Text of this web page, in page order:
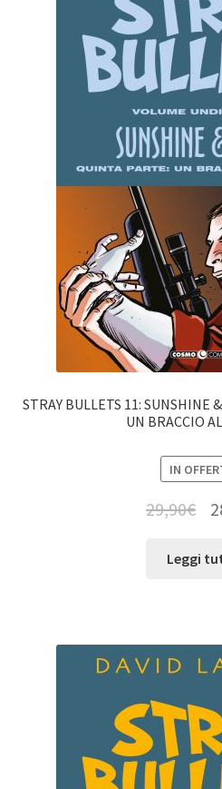
STRAY BULLETS 11: SUNSHINE
UN BRACCIO
IN
29,90€
Leggi